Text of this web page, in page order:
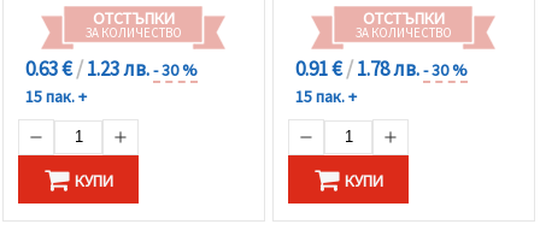
ОТСТЪПКИ
ЗА КОЛИЧЕСТВО
0.63 €/1.23 лв.- 30 %
15 пак. +
КУПИ
ОТСТЪПКИ
ЗА КОЛИЧЕСТВО
0.91 €/1.78 лв.- 30 %
15 пак. +
КУПИ